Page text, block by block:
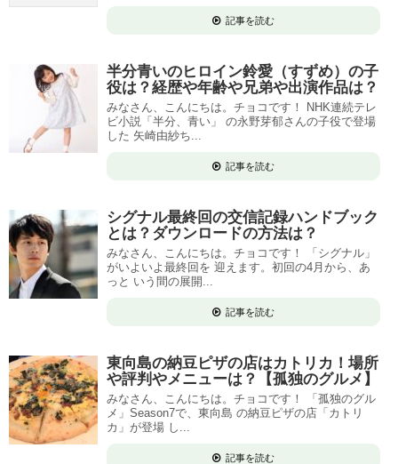
記事を読む
半分青いのヒロイン鈴愛（すずめ）の子
役は？経歴や年齢や兄弟や出演作品は？
みなさん、こんにちは。チョコです！ NHK連続テレ
ビ小説「半分、青い」 の永野芽郁さんの子役で登場
した 矢崎由紗ち...
記事を読む
シグナル最終回の交信記録ハンドブック
とは？ダウンロードの方法は？
みなさん、こんにちは。チョコです！ 「シグナル」
がいよいよ最終回を 迎えます。初回の4月から、あ
っと いう間の展開...
記事を読む
東向島の納豆ピザの店はカトリカ！場所
や評判やメニューは？【孤独のグルメ】
みなさん、こんにちは。チョコです！ 「孤独のグル
メ」Season7で、東向島 の納豆ピザの店「カトリ
カ」が登場 し...
記事を読む